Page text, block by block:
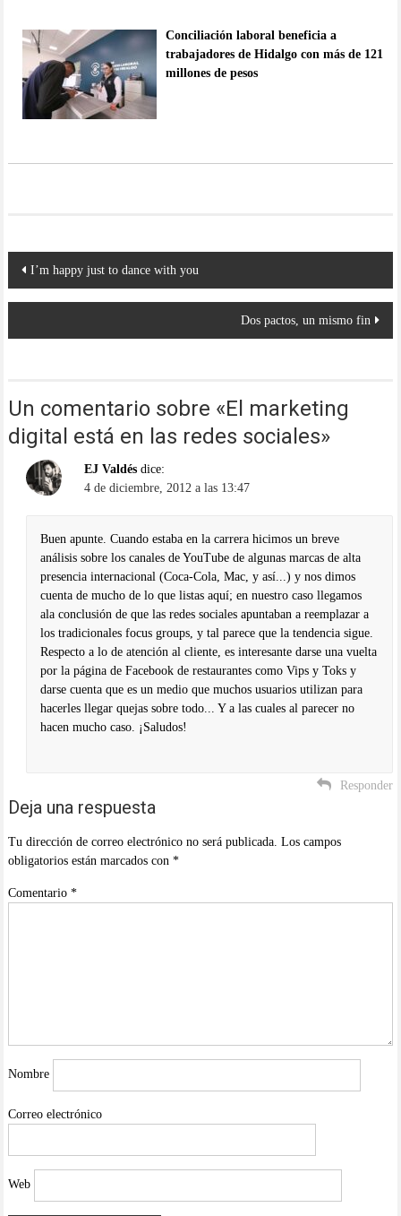
Conciliación laboral beneficia a
trabajadores de Hidalgo con más de 121
millones de pesos
Navegación
de
entradas
I’m happy just to dance with you
Dos pactos, un mismo fin
Un comentario sobre «El marketing
digital está en las redes sociales»
EJ Valdés dice:
4 de diciembre, 2012 a las 13:47
Buen apunte. Cuando estaba en la carrera hicimos un breve
análisis sobre los canales de YouTube de algunas marcas de alta
presencia internacional (Coca-Cola, Mac, y así...) y nos dimos
cuenta de mucho de lo que listas aquí; en nuestro caso llegamos
ala conclusión de que las redes sociales apuntaban a reemplazar a
los tradicionales focus groups, y tal parece que la tendencia sigue.
Respecto a lo de atención al cliente, es interesante darse una vuelta
por la página de Facebook de restaurantes como Vips y Toks y
darse cuenta que es un medio que muchos usuarios utilizan para
hacerles llegar quejas sobre todo... Y a las cuales al parecer no
hacen mucho caso. ¡Saludos!
Responder
Deja una respuesta
Tu dirección de correo electrónico no será publicada. Los campos
obligatorios están marcados con *
Comentario *
Nombre
Correo electrónico
Web